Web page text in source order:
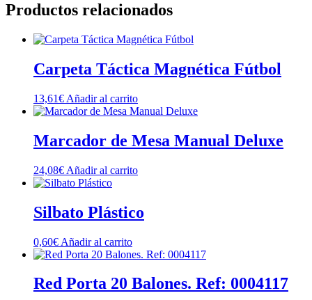
Productos relacionados
Carpeta Táctica Magnética Fútbol
13,61€ Añadir al carrito
Marcador de Mesa Manual Deluxe
24,08€ Añadir al carrito
Silbato Plástico
0,60€ Añadir al carrito
Red Porta 20 Balones. Ref: 0004117